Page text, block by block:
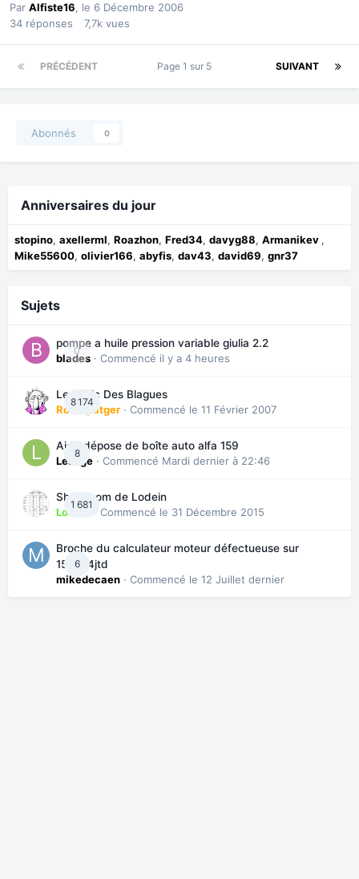
Par Alfiste16, le 6 Décembre 2006
34 réponses 7,7k vues
PRÉCÉDENT SUIVANT
Page 1 sur 5
Abonnés 0
Anniversaires du jour
stopino axellerml Roazhon Fred34 davyg88 Armanikev
Mike55600 olivier166 abyfis dav43 david69 gnr37
Sujets
0
pompe a huile pression variable giulia 2.2
blades · Commencé il y a 4 heures
8 174
Le Topic Des Blagues
Roverpatger · Commencé le 11 Février 2007
8
Aide dépose de boîte auto alfa 159
LeJuge · Commencé Mardi dernier à 22:46
1 681
Showroom de Lodein
Lodein · Commencé le 31 Décembre 2015
6
Broche du calculateur moteur défectueuse sur
159 2.4jtd
mikedecaen · Commencé le 12 Juillet dernier